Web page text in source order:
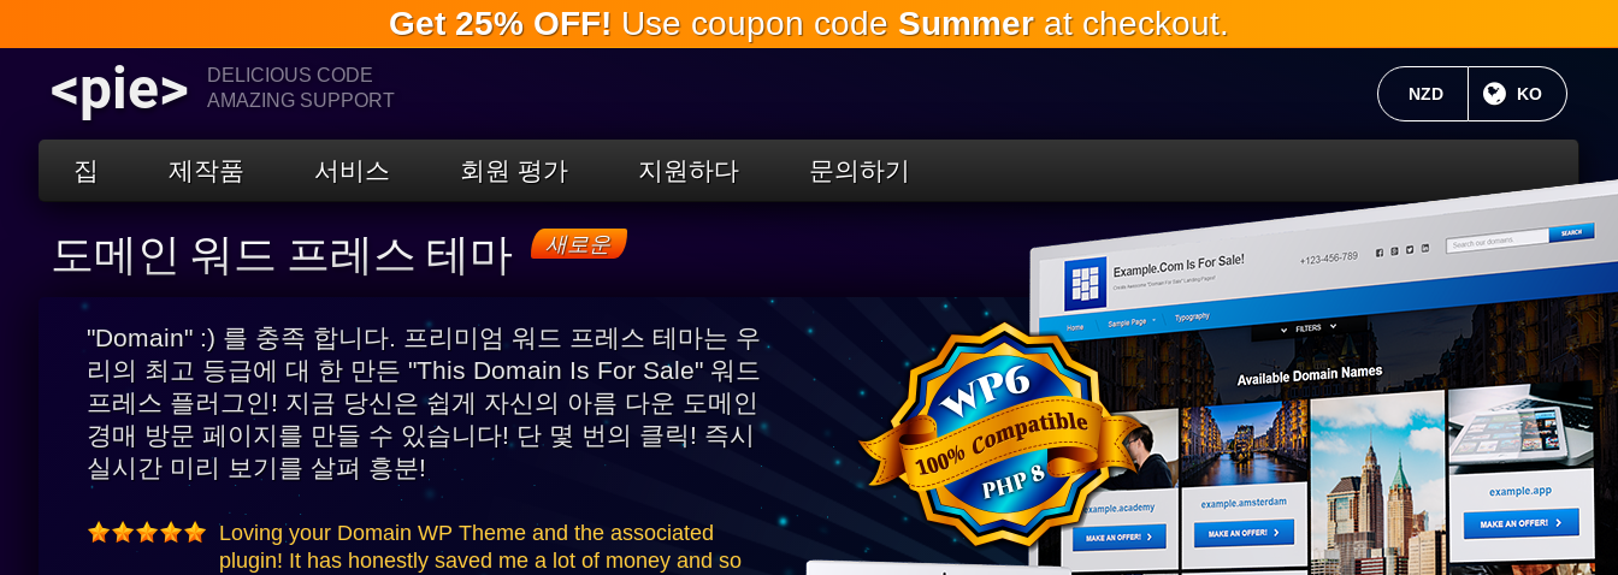
주
요
Get 25% OFF! Use coupon code Summerat checkout.
<pie>
DELICIOUS CODE
AMAZING SUPPORT
현재 언어 :
KO
현재 통화:
NZD
집 제작품 서비스 회원 평가 지원하다 문의하기
도메인 워드 프레스 테마 새로운
WP
6와
완
전
히
호
환
가
능
"Domain" :) 를 충족 합니다. 프리미엄 워드 프레스 테마는 우
리의 최고 등급에 대 한 만든 "This Domain Is For Sale" 워드
프레스 플러그인! 지금 당신은 쉽게 자신의 아름 다운 도메인
경매 방문 페이지를 만들 수 있습니다! 단 몇 번의 클릭! 즉시
실시간 미리 보기를 살펴 흥분!
Loving your Domain WP Theme and the associated
plugin! It has honestly saved me a lot of money and so